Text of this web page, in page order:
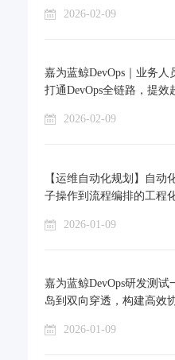
2026-02-09
嘉为蓝鲸DevOps｜业务
打通DevOps全链路，提效
2026-02-09
【运维自动化规划】自动
子操作到流程编排的工程
2026-01-09
嘉为蓝鲸DevOps研发测试
岛到双向穿透，构建高效
2026-01-09